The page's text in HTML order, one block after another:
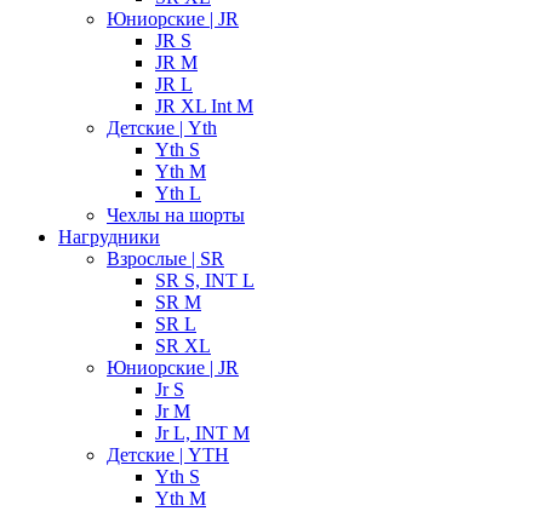
Юниорские | JR
JR S
JR M
JR L
JR XL Int M
Детские | Yth
Yth S
Yth M
Yth L
Чехлы на шорты
Нагрудники
Взрослые | SR
SR S, INT L
SR M
SR L
SR XL
Юниорские | JR
Jr S
Jr M
Jr L, INT M
Детские | YTH
Yth S
Yth M